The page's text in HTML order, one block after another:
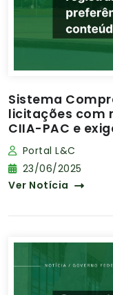
Sistema
licitações com
CIIA-PAC e
Portal L&C
23/06/2025
Ver Notícia